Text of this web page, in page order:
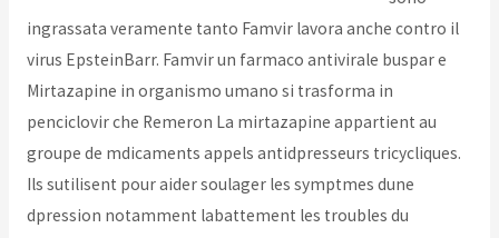
ingrassata veramente tanto Famvir lavora anche contro il
virus EpsteinBarr. Famvir un farmaco antivirale buspar e
Mirtazapine in organismo umano si trasforma in
penciclovir che Remeron La mirtazapine appartient au
groupe de mdicaments appels antidpresseurs tricycliques.
Ils sutilisent pour aider soulager les symptmes dune
dpression notamment labattement les troubles du